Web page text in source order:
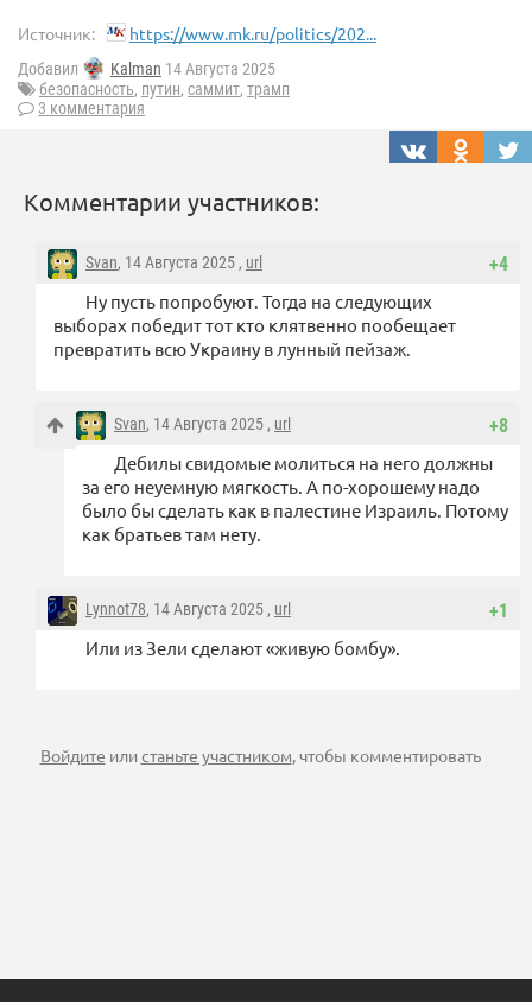
Источник: https://www.mk.ru/politics/202...
Добавил Kalman 14 Августа 2025
безопасность, путин, саммит, трамп
3 комментария
Комментарии участников:
+4
Svan, 14 Августа 2025 , url
Ну пусть попробуют. Тогда на следующих
выборах победит тот кто клятвенно пообещает
превратить всю Украину в лунный пейзаж.
+8
Svan, 14 Августа 2025 , url
Дебилы свидомые молиться на него должны
за его неуемную мягкость. А по-хорошему надо
было бы сделать как в палестине Израиль. Потому
как братьев там нету.
+1
Lynnot78, 14 Августа 2025 , url
Или из Зели сделают «живую бомбу».
Войдите илистаньте участником, чтобы комментировать